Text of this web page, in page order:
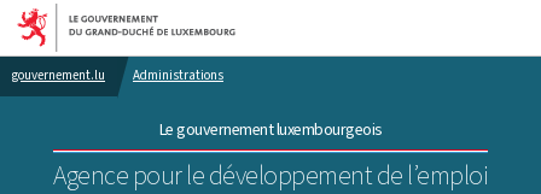
Aller au menu principal
Aller au contenu
gouvernement.lu Administrations
Le gouvernement luxembourgeois
Agence pour le développement de l’emploi